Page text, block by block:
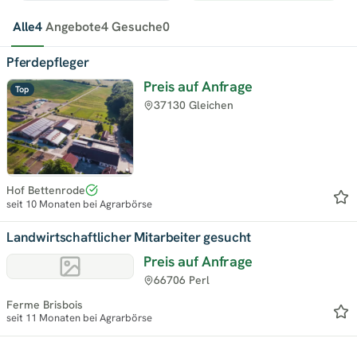
Alle4Angebote4Gesuche0
Top
Pferdepfleger
Preis auf Anfrage
37130 Gleichen
Hof Bettenrode
seit 10 Monaten bei Agrarbörse
Landwirtschaftlicher Mitarbeiter gesucht
Preis auf Anfrage
66706 Perl
Ferme Brisbois
seit 11 Monaten bei Agrarbörse